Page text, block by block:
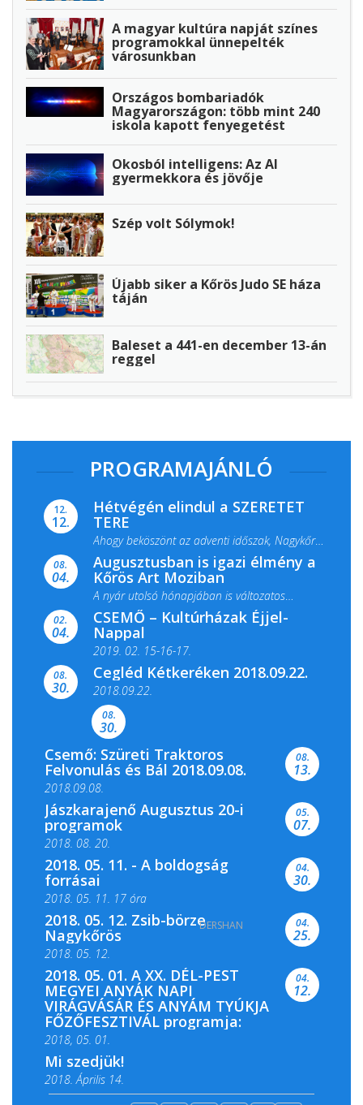
A magyar kultúra napját színes
programokkal ünnepelték
városunkban
Országos bombariadók
Magyarországon: több mint 240
iskola kapott fenyegetést
Okosból intelligens: Az AI
gyermekkora és jövője
Szép volt Sólymok!
Újabb siker a Kőrös Judo SE háza
táján
Baleset a 441-en december 13-án
reggel
PROGRAMAJÁNLÓ
12.
12.
Hétvégén elindul a SZERETET
TERE
Ahogy beköszönt az adventi időszak, Nagykőrös
ismét megtelik ünnepi fénnyel és közös...
08.
04.
Augusztusban is igazi élmény a
Kőrös Art Moziban
A nyár utolsó hónapjában is változatos
filmkínálattal, családi...
02.
04.
CSEMŐ – Kultúrházak Éjjel-
Nappal
2019. 02. 15-16-17.
Színes és tartalmas programokkal várja a
Csemői Községi Könyvtár és...
08.
30.
Cegléd Kétkeréken 2018.09.22.
2018.09.22.
08.
30.
Csemő: Szüreti Traktoros
Felvonulás és Bál 2018.09.08.
2018.09.08.
08.
13.
Jászkarajenő Augusztus 20-i
programok
2018. 08. 20.
05.
07.
2018. 05. 11. - A boldogság
forrásai
2018. 05. 11. 17 óra
2018. 05. 11. 19 óra
04.
30.
2018. 05. 12. Zsib-börze
Nagykőrös
2018. 05. 12.
04.
25.
2018. 05. 01. A XX. DÉL-PEST
MEGYEI ANYÁK NAPI
VIRÁGVÁSÁR ÉS ANYÁM TYÚKJA
FŐZŐFESZTIVÁL programja:
2018, 05. 01.
04.
12.
Mi szedjük!
2018. Április 14.
DERSHAN